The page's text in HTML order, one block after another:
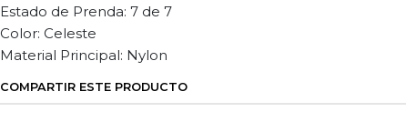
Estado de Prenda: 7 de 7
Color: Celeste
Material Principal: Nylon
COMPARTIR ESTE PRODUCTO